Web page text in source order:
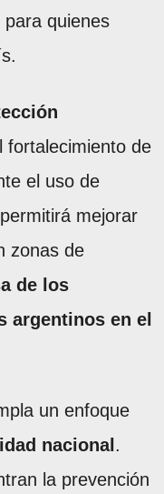
quienes
fortalecimiento de
el uso de
mejorar
zonas de
de los
argentinos en el
un enfoque
nacional .
la prevención